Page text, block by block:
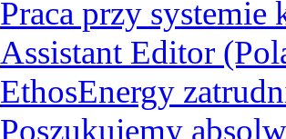
Praca przy
Assistant Editor
EthosEnergy
Poszukujemy